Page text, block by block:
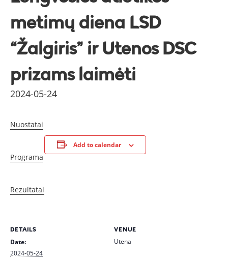
metimų diena LSD
“Žalgiris” ir Utenos DSC
prizams laimėti
2024-05-24
Nuostatai
Programa
Rezultatai
Add to calendar
DETAILS
Date:
2024-05-24
VENUE
Utena